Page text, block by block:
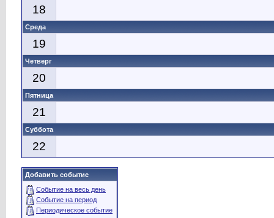
18
Среда
19
Четверг
20
Пятница
21
Суббота
22
Добавить событие
Событие на весь день
Событие на период
Периодическое событие